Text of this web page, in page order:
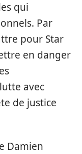
qui
Par
pour Star
en danger
avec
de justice
Damien